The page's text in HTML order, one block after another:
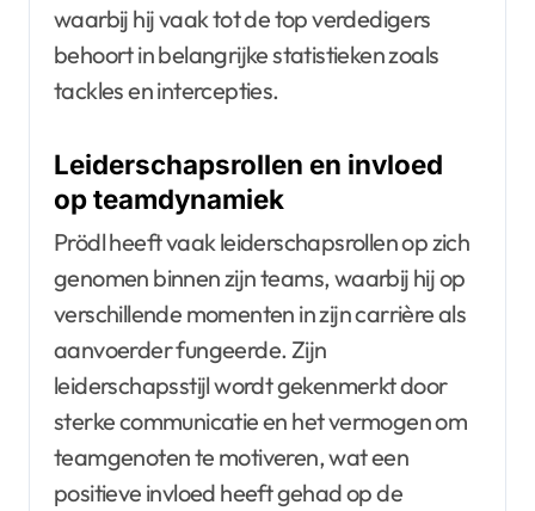
waarbij hij vaak tot de top verdedigers
behoort in belangrijke statistieken zoals
tackles en intercepties.
Leiderschapsrollen en invloed
op teamdynamiek
Prödl heeft vaak leiderschapsrollen op zich
genomen binnen zijn teams, waarbij hij op
verschillende momenten in zijn carrière als
aanvoerder fungeerde. Zijn
leiderschapsstijl wordt gekenmerkt door
sterke communicatie en het vermogen om
teamgenoten te motiveren, wat een
positieve invloed heeft gehad op de